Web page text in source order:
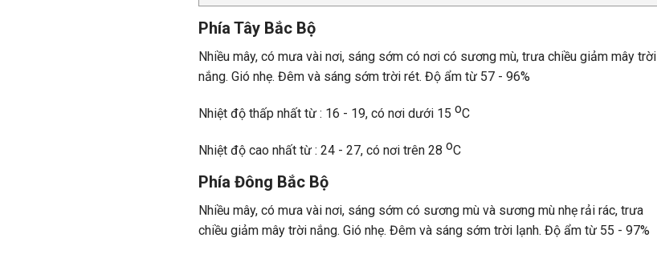
Phía Tây Bắc Bộ
Nhiều mây, có mưa vài nơi, sáng sớm có nơi có sương mù, trưa chiều giảm mây trời
nắng. Gió nhẹ. Đêm và sáng sớm trời rét. Độ ẩm từ 57 - 96%
Nhiệt độ thấp nhất từ : 16 - 19, có nơi dưới 15 oC
Nhiệt độ cao nhất từ : 24 - 27, có nơi trên 28 oC
Phía Đông Bắc Bộ
Nhiều mây, có mưa vài nơi, sáng sớm có sương mù và sương mù nhẹ rải rác, trưa
chiều giảm mây trời nắng. Gió nhẹ. Đêm và sáng sớm trời lạnh. Độ ẩm từ 55 - 97%